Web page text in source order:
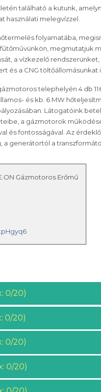
található a kutunk,
használati melegvízzel.
folyamatába,
megmutatjuk
a vízkezelő
és a CNG töltőállomásunkat
telephelyén 4 db
és kb. 6 MW
Látogatóink
a gázmotorok
és fontosságával. Az
generátortól a
Gázmotoros Erőmű
0/20)
0/20)
0/20)
0/20)